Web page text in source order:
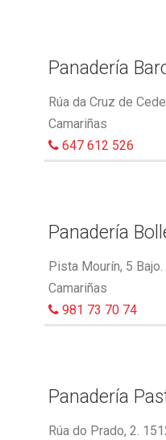
Panadería
Rúa da Cruz de
Camariñas
647 612 526
Panadería
Pista Mourín, 5
Camariñas
981 73 70 74
Panadería
Rúa do Prado, 2.